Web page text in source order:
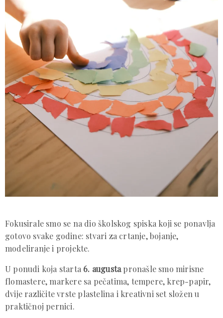
Fokusirale smo se na dio školskog spiska koji se ponavlja
gotovo svake godine: stvari za crtanje, bojanje,
modeliranje i projekte.
U ponudi koja starta 6. augustapronašle smo mirisne
flomastere, markere sa pečatima, tempere, krep-papir,
dvije različite vrste plastelina i kreativni set složen u
praktičnoj pernici.